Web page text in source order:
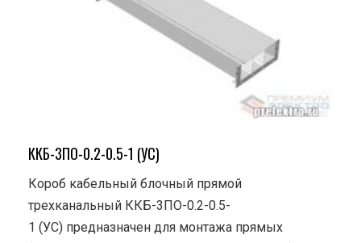
ККБ-3ПО-0.2-0.5-1 (УС)
Короб кабельный блочный прямой
трехканальный ККБ-3ПО-0.2-0.5-
1 (УС) предназначен для монтажа прямых